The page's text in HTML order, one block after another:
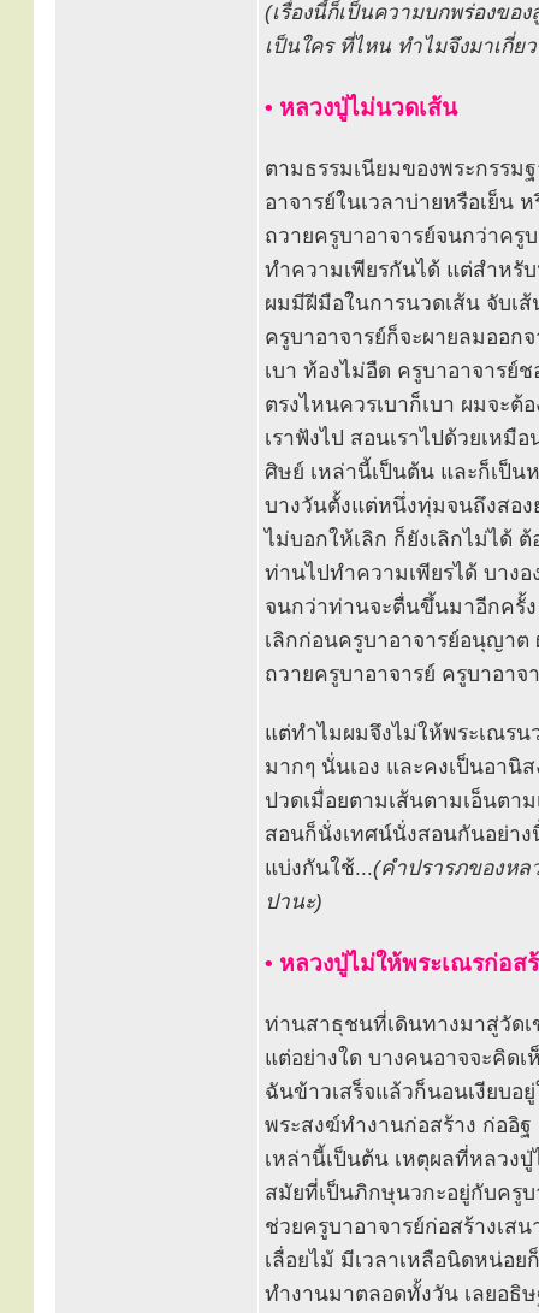
(เรื่องนี้ก็เป็นความบกพร่องขอ
เป็นใคร ที่ไหน ทำไมจึงมาเกี่ย
• หลวงปู่ไม่นวดเส้น
ตามธรรมเนียมของพระกรรม
อาจารย์ในเวลาบ่ายหรือเย็น
ถวายครูบาอาจารย์จนกว่าครู
ทำความเพียรกันได้ แต่สำหรั
ผมมีฝีมือในการนวดเส้น จับเ
ครูบาอาจารย์ก็จะผายลมออก
เบา ท้องไม่อืด ครูบาอาจารย์
ตรงไหนควรเบาก็เบา ผมจะ
เราฟังไป สอนเราไปด้วยเห
ศิษย์ เหล่านี้เป็นต้น และก็เป็น
บางวันตั้งแต่หนึ่งทุ่มจนถึงสอง
ไม่บอกให้เลิก ก็ยังเลิกไม่ได้
ท่านไปทำความเพียรได้ บางอ
จนกว่าท่านจะตื่นขึ้นมาอีกครั้
เลิกก่อนครูบาอาจารย์อนุญาต
ถวายครูบาอาจารย์ ครูบาอาจ
แต่ทำไมผมจึงไม่ให้พระเณรน
มากๆ นั่นเอง และคงเป็นอานิ
ปวดเมื่อยตามเส้นตามเอ็นตา
สอนก็นั่งเทศน์นั่งสอนกันอย่า
แบ่งกันใช้...(คำปรารภของหล
ปานะ)
• หลวงปู่ไม่ให้พระเณรก่อส
ท่านสาธุชนที่เดินทางมาสู่วัด
แต่อย่างใด บางคนอาจจะคิด
ฉันข้าวเสร็จแล้วก็นอนเงียบอ
พระสงฆ์ทำงานก่อสร้าง ก่ออิ
เหล่านี้เป็นต้น เหตุผลที่หลวง
สมัยที่เป็นภิกษุนวกะอยู่กับครูบ
ช่วยครูบาอาจารย์ก่อสร้างเส
เลื่อยไม้ มีเวลาเหลือนิดหน่อ
ทำงานมาตลอดทั้งวัน เลยอธิ